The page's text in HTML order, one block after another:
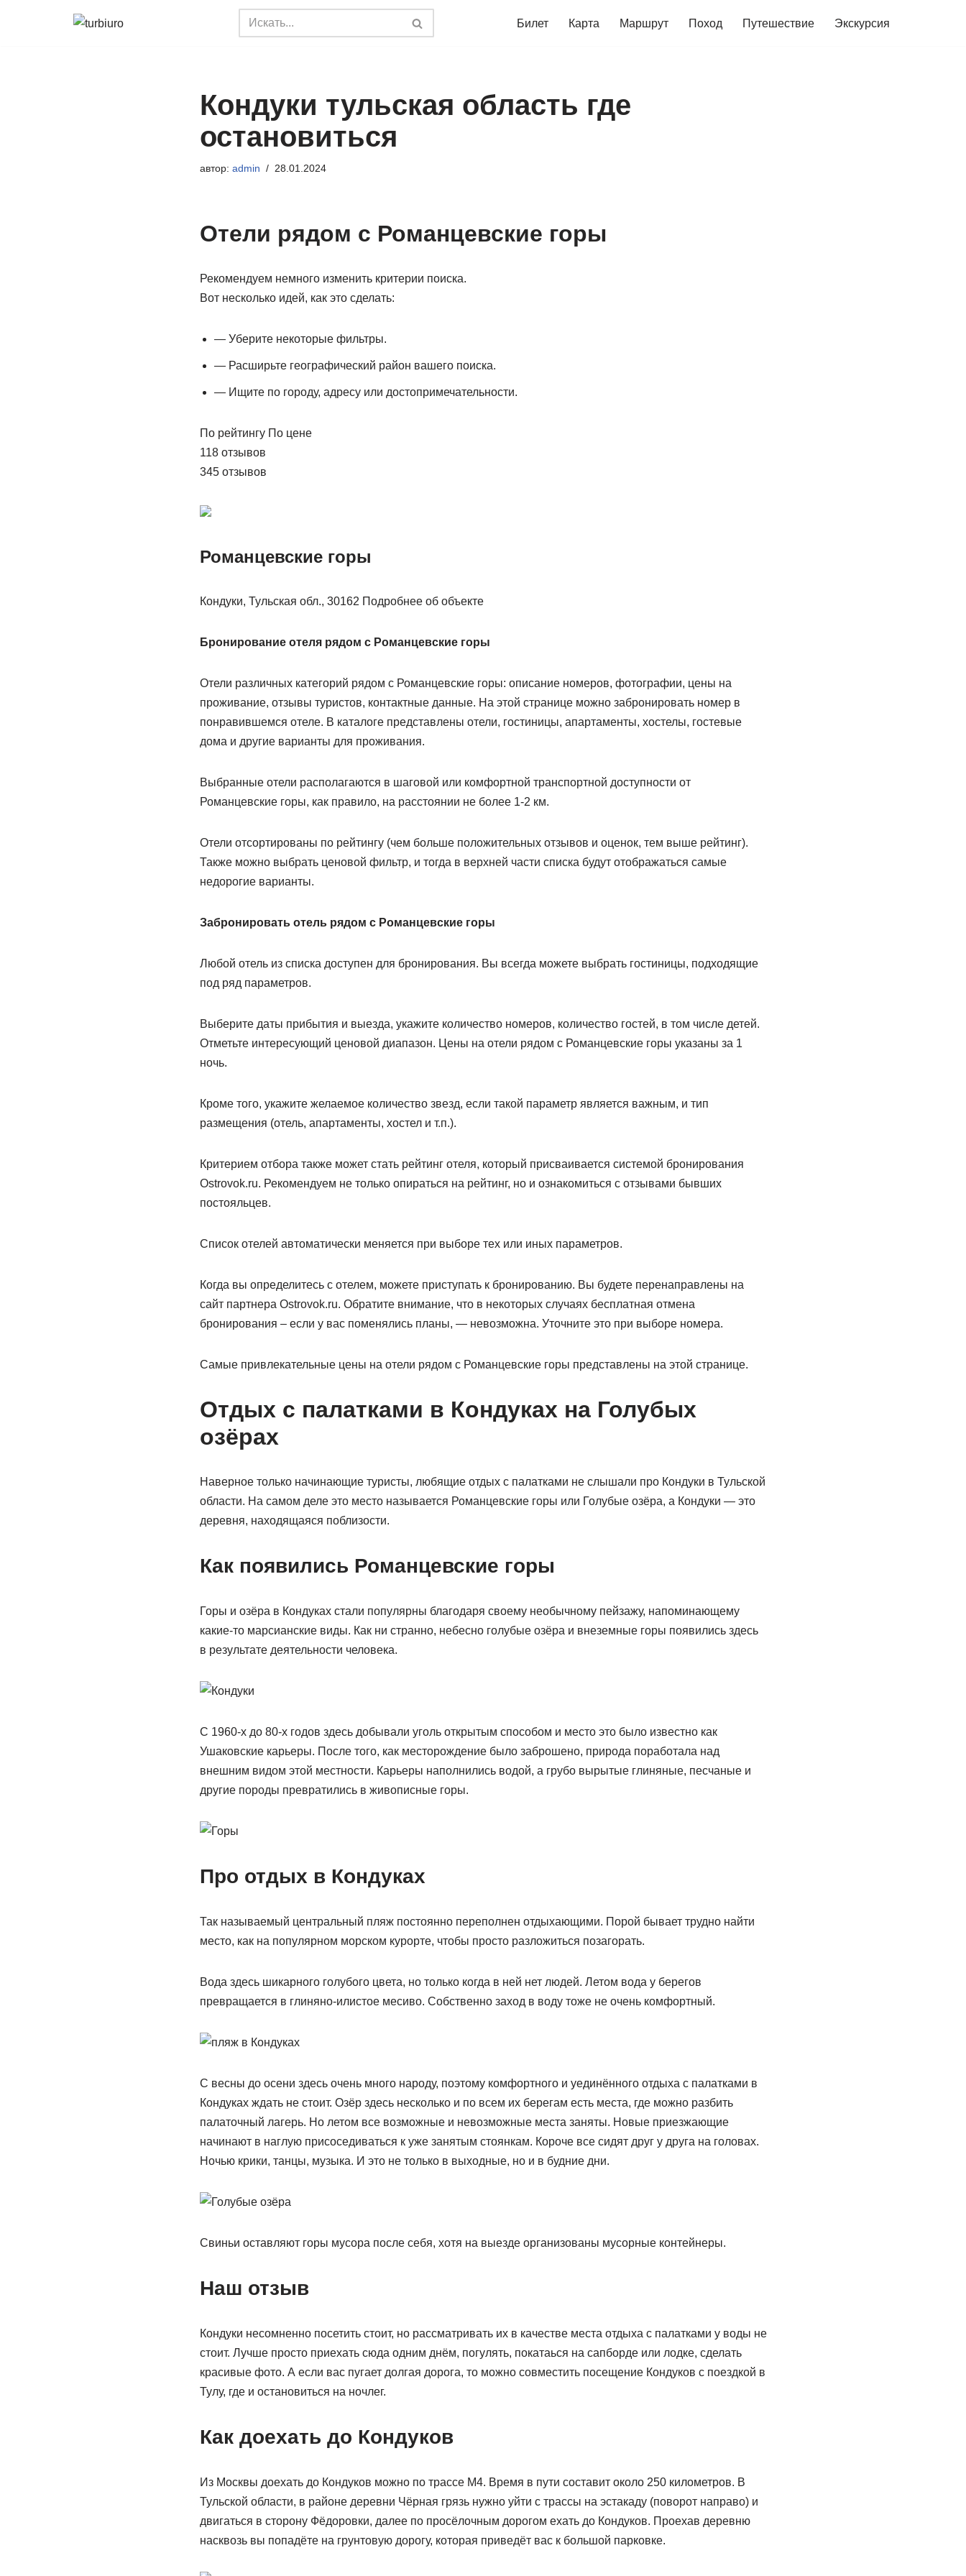
Билет Карта Маршрут Поход Путешествие Экскурсия
Кондуки тульская область где
остановиться
автор: admin 28.01.2024
Отели рядом с Романцевские горы
Рекомендуем немного изменить критерии поиска.
Вот несколько идей, как это сделать:
— Уберите некоторые фильтры.
— Расширьте географический район вашего поиска.
— Ищите по городу, адресу или достопримечательности.
По рейтингу По цене
118 отзывов
345 отзывов
Романцевские горы
Кондуки, Тульская обл., 30162 Подробнее об объекте
Бронирование отеля рядом с Романцевские горы
Отели различных категорий рядом с Романцевские горы: описание номеров, фотографии, цены на
проживание, отзывы туристов, контактные данные. На этой странице можно забронировать номер в
понравившемся отеле. В каталоге представлены отели, гостиницы, апартаменты, хостелы, гостевые
дома и другие варианты для проживания.
Выбранные отели располагаются в шаговой или комфортной транспортной доступности от
Романцевские горы, как правило, на расстоянии не более 1-2 км.
Отели отсортированы по рейтингу (чем больше положительных отзывов и оценок, тем выше рейтинг).
Также можно выбрать ценовой фильтр, и тогда в верхней части списка будут отображаться самые
недорогие варианты.
Забронировать отель рядом с Романцевские горы
Любой отель из списка доступен для бронирования. Вы всегда можете выбрать гостиницы, подходящие
под ряд параметров.
Выберите даты прибытия и выезда, укажите количество номеров, количество гостей, в том числе детей.
Отметьте интересующий ценовой диапазон. Цены на отели рядом с Романцевские горы указаны за 1
ночь.
Кроме того, укажите желаемое количество звезд, если такой параметр является важным, и тип
размещения (отель, апартаменты, хостел и т.п.).
Критерием отбора также может стать рейтинг отеля, который присваивается системой бронирования
Ostrovok.ru. Рекомендуем не только опираться на рейтинг, но и ознакомиться с отзывами бывших
постояльцев.
Список отелей автоматически меняется при выборе тех или иных параметров.
Когда вы определитесь с отелем, можете приступать к бронированию. Вы будете перенаправлены на
сайт партнера Ostrovok.ru. Обратите внимание, что в некоторых случаях бесплатная отмена
бронирования – если у вас поменялись планы, — невозможна. Уточните это при выборе номера.
Самые привлекательные цены на отели рядом с Романцевские горы представлены на этой странице.
Отдых с палатками в Кондуках на Голубых
озёрах
Наверное только начинающие туристы, любящие отдых с палатками не слышали про Кондуки в Тульской
области. На самом деле это место называется Романцевские горы или Голубые озёра, а Кондуки — это
деревня, находящаяся поблизости.
Как появились Романцевские горы
Горы и озёра в Кондуках стали популярны благодаря своему необычному пейзажу, напоминающему
какие-то марсианские виды. Как ни странно, небесно голубые озёра и внеземные горы появились здесь
в результате деятельности человека.
С 1960-х до 80-х годов здесь добывали уголь открытым способом и место это было известно как
Ушаковские карьеры. После того, как месторождение было заброшено, природа поработала над
внешним видом этой местности. Карьеры наполнились водой, а грубо вырытые глиняные, песчаные и
другие породы превратились в живописные горы.
Про отдых в Кондуках
Так называемый центральный пляж постоянно переполнен отдыхающими. Порой бывает трудно найти
место, как на популярном морском курорте, чтобы просто разложиться позагорать.
Вода здесь шикарного голубого цвета, но только когда в ней нет людей. Летом вода у берегов
превращается в глиняно-илистое месиво. Собственно заход в воду тоже не очень комфортный.
С весны до осени здесь очень много народу, поэтому комфортного и уединённого отдыха с палатками в
Кондуках ждать не стоит. Озёр здесь несколько и по всем их берегам есть места, где можно разбить
палаточный лагерь. Но летом все возможные и невозможные места заняты. Новые приезжающие
начинают в наглую присоседиваться к уже занятым стоянкам. Короче все сидят друг у друга на головах.
Ночью крики, танцы, музыка. И это не только в выходные, но и в будние дни.
Свиньи оставляют горы мусора после себя, хотя на выезде организованы мусорные контейнеры.
Наш отзыв
Кондуки несомненно посетить стоит, но рассматривать их в качестве места отдыха с палатками у воды не
стоит. Лучше просто приехать сюда одним днём, погулять, покатаься на сапборде или лодке, сделать
красивые фото. А если вас пугает долгая дорога, то можно совместить посещение Кондуков с поездкой в
Тулу, где и остановиться на ночлег.
Как доехать до Кондуков
Из Москвы доехать до Кондуков можно по трассе М4. Время в пути составит около 250 километров. В
Тульской области, в районе деревни Чёрная грязь нужно уйти с трассы на эстакаду (поворот направо) и
двигаться в сторону Фёдоровки, далее по просёлочным дорогом ехать до Кондуков. Проехав деревню
насквозь вы попадёте на грунтовую дорогу, которая приведёт вас к большой парковке.